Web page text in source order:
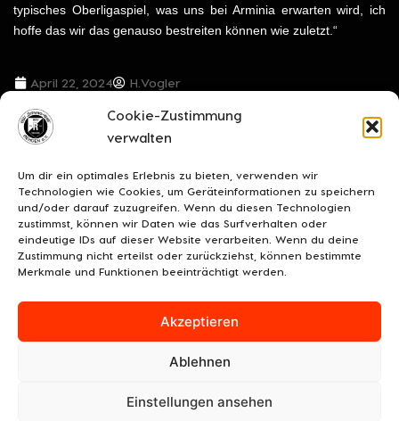
Cookie-Zustimmung
verwalten
Um dir ein optimales Erlebnis zu bieten, verwenden wir
Technologien wie Cookies, um Geräteinformationen zu speichern
und/oder darauf zuzugreifen. Wenn du diesen Technologien
zustimmst, können wir Daten wie das Surfverhalten oder
eindeutige IDs auf dieser Website verarbeiten. Wenn du deine
Zustimmung nicht erteilst oder zurückziehst, können bestimmte
Merkmale und Funktionen beeinträchtigt werden.
Akzeptieren
Ablehnen
Einstellungen ansehen
typisches Oberligaspiel, was uns bei Arminia erwarten wird, ich
hoffe das wir das genauso bestreiten können wie zuletzt.“
April 22, 2024 H.Vogler
VORIGER BEITRAG NÄCHSTER BEITRAG
UNSERE SPONSOREN KONTAKT
DATENSCHUTZ/COOKIES COOKIE-RICHTLINIE (EU)